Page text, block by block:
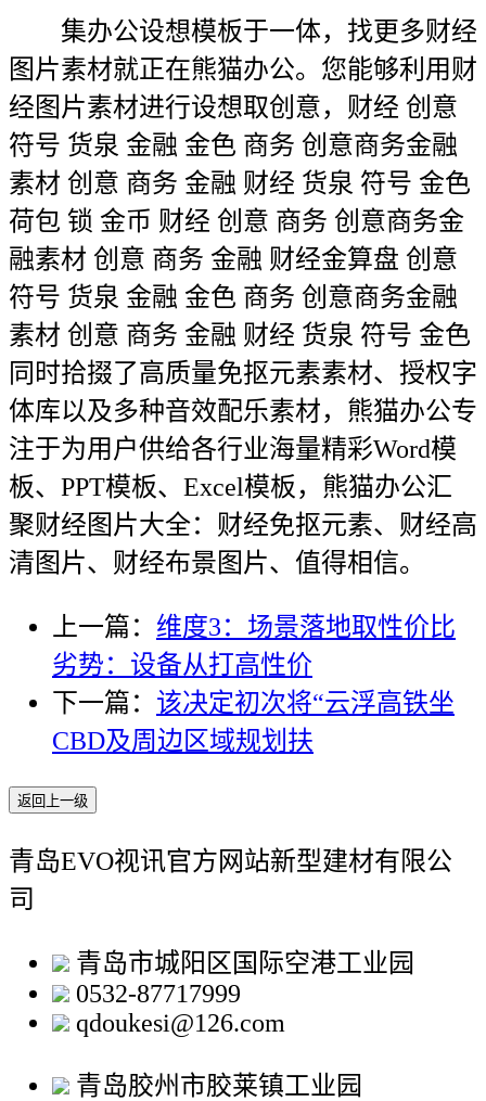
集办公设想模板于一体，找更多财经
图片素材就正在熊猫办公。您能够利用财
经图片素材进行设想取创意，财经 创意
符号 货泉 金融 金色 商务 创意商务金融
素材 创意 商务 金融 财经 货泉 符号 金色
荷包 锁 金币 财经 创意 商务 创意商务金
融素材 创意 商务 金融 财经金算盘 创意
符号 货泉 金融 金色 商务 创意商务金融
素材 创意 商务 金融 财经 货泉 符号 金色
同时拾掇了高质量免抠元素素材、授权字
体库以及多种音效配乐素材，熊猫办公专
注于为用户供给各行业海量精彩Word模
板、PPT模板、Excel模板，熊猫办公汇
聚财经图片大全：财经免抠元素、财经高
清图片、财经布景图片、值得相信。
上一篇： 维度3：场景落地取性价比
劣势：设备从打高性价
下一篇： 该决定初次将“云浮高铁坐
CBD及周边区域规划扶
返回上一级
青岛EVO视讯官方网站新型建材有限公
司
青岛市城阳区国际空港工业园
0532-87717999
qdoukesi@126.com
青岛胶州市胶莱镇工业园